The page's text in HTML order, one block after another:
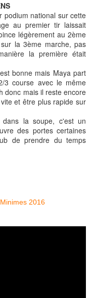
podium national sur cette
au premier tir laissait
légèrement au 2ème
la 3ème marche, pas
la première était
bonne mais Maya part
3 course avec le même
donc mais il reste encore
et être plus rapide sur
la soupe, c'est un
des portes certaines
de prendre du temps